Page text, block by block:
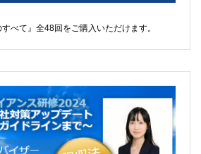
べて』全48回をご購入いただけます。